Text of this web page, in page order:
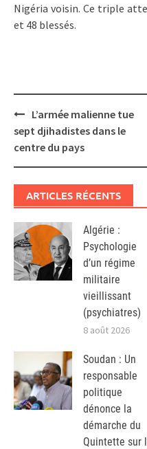
Nigéria voisin. Ce triple
et 48 blessés.
Post
navigation
L’armée malienne tue
sept djihadistes dans le
centre du pays
ARTICLES RÉCENTS
Algérie :
Psychologie
d’un régime
militaire
vieillissant
(psychiatres)
8 août 2026
Soudan : Un
responsable
politique
dénonce la
démarche du
Quintette sur